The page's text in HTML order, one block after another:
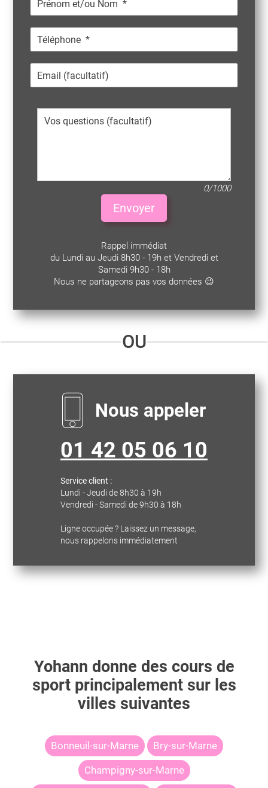
0/1000
Envoyer
Rappel immédiat
du Lundi au Jeudi 8h30 - 19h et Vendredi et
Samedi 9h30 - 18h
Nous ne partageons pas vos données 😉
OU
Nous appeler
01 42 05 06 10
Service client :
Lundi - Jeudi de 8h30 à 19h
Vendredi - Samedi de 9h30 à 18h
Ligne occupée ? Laissez un message,
nous rappelons immédiatement
Yohann donne des cours de
sport principalement sur les
villes suivantes
Bonneuil-sur-Marne Bry-sur-Marne
Champigny-sur-Marne